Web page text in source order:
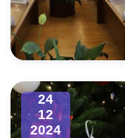
24
12
2024